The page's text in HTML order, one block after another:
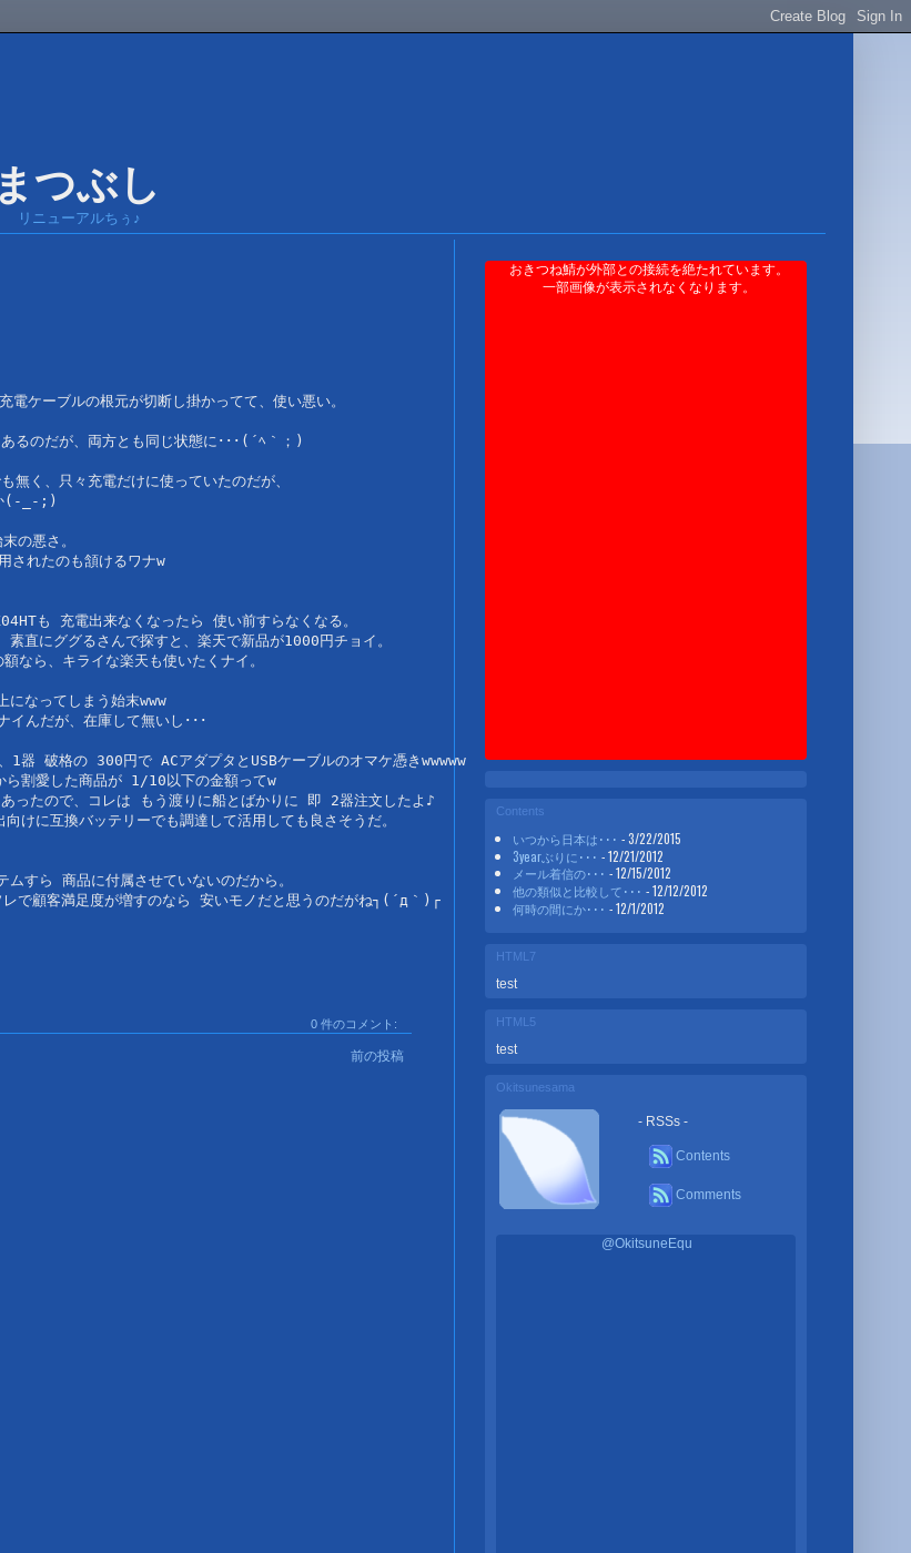
リニューアルちぅ♪
ケーブルの根元が切断し掛かってて、使い悪い。
るのだが、両方とも同じ状態に･･･(´ﾍ｀；)
く、只々充電だけに使っていたのだが、
か(-_-;)
の悪さ。
されたのも頷けるワナw
も 充電出来なくなったら 使い前すらなくなる。
直にググるさんで探すと、楽天で新品が1000円チョイ。
ら、キライな楽天も使いたくナイ。
なってしまう始末www
イんだが、在庫して無いし･･･
器 破格の 300円で ACアダプタとUSBケーブルのオマケ憑きwwwww
ら割愛した商品が 1/10以下の金額ってw
ったので、コレは もう渡りに船とばかりに 即 2器注文したよ♪
けに互換バッテリーでも調達して活用しても良さそうだ。
すら 商品に付属させていないのだから。
で顧客満足度が増すのなら 安いモノだと思うのだがね┐(´д｀)┌
0 件のコメント:
前の投稿
おきつね鯖が外部との接続を絶たれています。
一部画像が表示されなくなります。
Contents
いつから日本は･･･ - 3/22/2015
3yearぶりに･･･ - 12/21/2012
メール着信の･･･ - 12/15/2012
他の類似と比較して･･･ - 12/12/2012
何時の間にか･･･ - 12/1/2012
HTML7
test
HTML5
test
Okitsunesama
- RSSs -
Contents
Comments
@OkitsuneEqu